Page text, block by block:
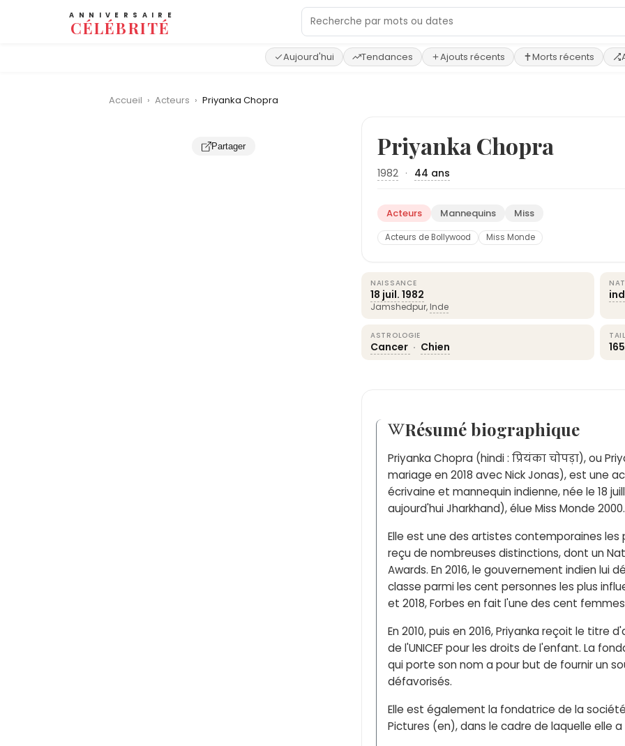
ANNIVERSAIRE
CÉLÉBRITÉ
Aujourd'hui Tendances Ajouts récents Morts récents
Accueil › Acteurs › Priyanka Chopra
Partager Priyanka Chopra
1982 · 44 ans
Acteurs Mannequins Miss
Acteurs de Bollywood Miss Monde
NAISSANCE
18 juil. 1982
Jamshedpur, Inde
ASTROLOGIE
Cancer · Chien
Résumé biographique
Priyanka Chopra (hindi : प्रियंका चोपड़ा), ou
mariage en 2018 avec Nick Jonas), est une
écrivaine et mannequin indienne, née le 18
aujourd'hui Jharkhand), élue Miss Monde 2000.
Elle est une des artistes contemporaines les
reçu de nombreuses distinctions, dont un
Awards. En 2016, le gouvernement indien lui
classe parmi les cent personnes les plus
et 2018, Forbes en fait l'une des cent
En 2010, puis en 2016, Priyanka reçoit le
de l'UNICEF pour les droits de l'enfant. La
qui porte son nom a pour but de fournir un
défavorisés.
Elle est également la fondatrice de la
Pictures (en), dans le cadre de laquelle elle